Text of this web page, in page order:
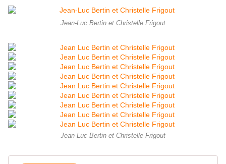
Jean-Luc Bertin et Christelle Frigout
Jean Luc Bertin et Christelle Frigout